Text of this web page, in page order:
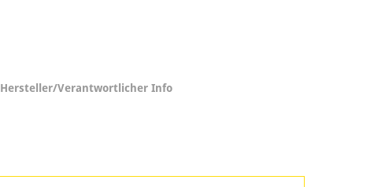
Hersteller/Verantwortlicher Info